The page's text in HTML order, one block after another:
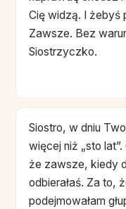
Cię widzą. I żebyś
Zawsze. Bez
Siostrzyczko.
Siostro, w dniu
więcej niż „sto
że zawsze, kiedy
odbierałaś. Za to,
podejmowałam